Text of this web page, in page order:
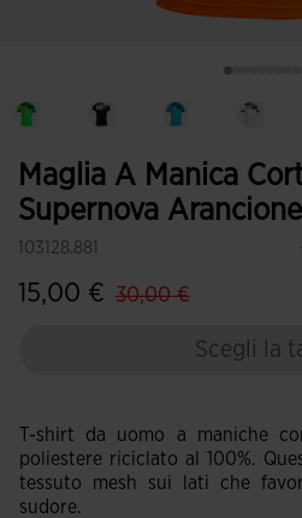
Maglia A Manica
Supernova
103128.881
15,00 € 30,00 €
Scegli la
T-shirt da uomo a maniche
poliestere riciclato al 100%.
tessuto mesh sui lati che
sudore.